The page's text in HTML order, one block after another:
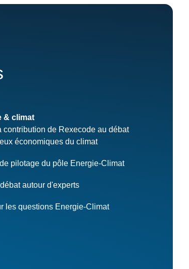
& climat
contribution de Rexecode au débat
économiques du climat
pilotage du pôle Energie-Climat
autour d'experts
les questions Energie-Climat